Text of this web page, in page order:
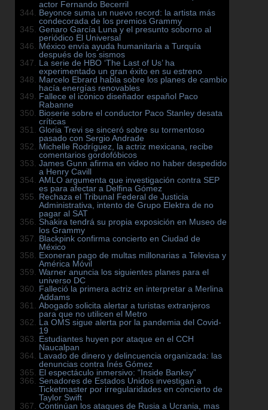
actor Fernando Becerril
Beyonce suma un nuevo record: la artista más
condecorada de los premios Grammy
Genaro García Luna y el presunto soborno al
periódico El Universal
México envía ayuda humanitaria a Turquía
después de los sismos
La serie de HBO ‘The Last of Us’ ha
experimentado un gran éxito en su estreno
Marcelo Ebrard habla sobre los planes de cambio
hacía energías renovables
Fallece el icónico diseñador español Paco
Rabanne
Bioserie sobre el conductor Paco Stanley desata
críticas
Gloria Trevi se sinceró sobre su tormentoso
pasado con Sergio Andrade
Michelle Rodríguez, la actriz mexicana, recibe
comentarios gordofóbicos
James Gunn afirma en video no haber despedido
a Henry Cavill
AMLO argumenta que investigación contra SEP
es para afectar a Delfina Gómez
Rechaza el Tribunal Federal de Justicia
Administrativa, intento de Grupo Elektra de no
pagar al SAT
Shakira tendrá su propia exposición en Museo de
los Grammy
Blackpink confirma concierto en Ciudad de
México
Exoneran pago de multas millonarias a Televisa y
América Móvil
Warner anuncia los siguientes planes para el
universo DC
Falleció la primera actriz en interpretar a Merlina
Addams
Abogado solicita alertar a turistas extranjeros
para que no utilicen el Metro
La OMS sigue alerta por la pandemia del Covid-
19
Estudiantes huyen por ataque en el CCH
Naucalpan
Lavado de dinero y delincuencia organizada: las
denuncias contra Inés Gómez
El espectáculo inmersivo: “Inside Banksy”
Senadores de Estados Unidos investigan a
Ticketmaster por irregularidades en concierto de
Taylor Swift
Continúan los ataques de Rusia a Ucrania, mas